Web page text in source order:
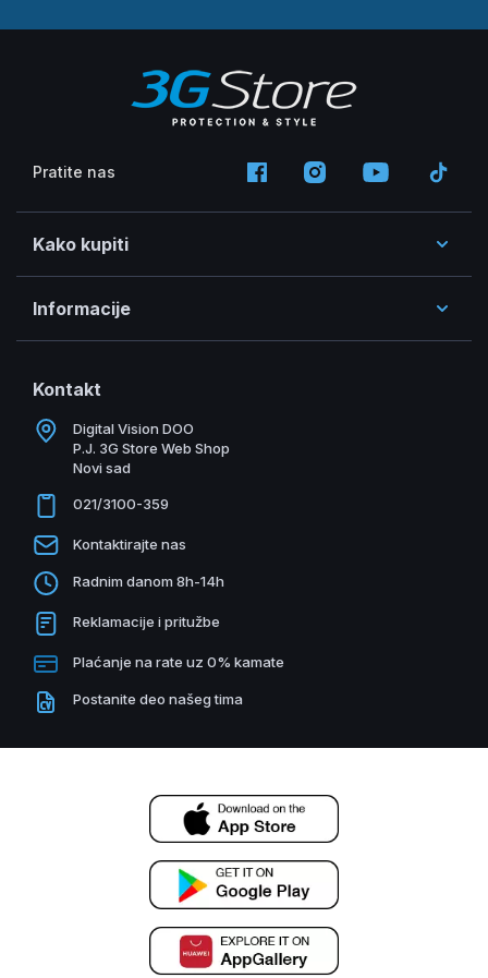
Pratite nas
Kako kupiti
Informacije
Kontakt
Digital Vision DOO
P.J. 3G Store Web Shop
Novi sad
021/3100-359
Kontaktirajte nas
Radnim danom 8h-14h
Reklamacije i pritužbe
Plaćanje na rate uz 0% kamate
Postanite deo našeg tima